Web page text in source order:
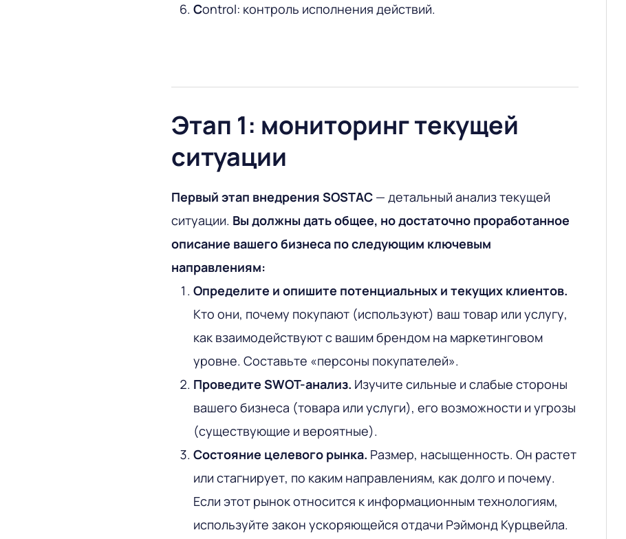
Control: контроль исполнения действий.
Этап 1: мониторинг текущей
ситуации
Первый этап внедрения SOSTAC — детальный анализ текущей
ситуации. Вы должны дать общее, но достаточно проработанное
описание вашего бизнеса по следующим ключевым
направлениям:
Определите и опишите потенциальных и текущих клиентов.
Кто они, почему покупают (используют) ваш товар или услугу,
как взаимодействуют с вашим брендом на маркетинговом
уровне. Составьте «персоны покупателей».
Проведите SWOT-анализ. Изучите сильные и слабые стороны
вашего бизнеса (товара или услуги), его возможности и угрозы
(существующие и вероятные).
Состояние целевого рынка. Размер, насыщенность. Он растет
или стагнирует, по каким направлениям, как долго и почему.
Если этот рынок относится к информационным технологиям,
используйте закон ускоряющейся отдачи Рэймонд Курцвейла.